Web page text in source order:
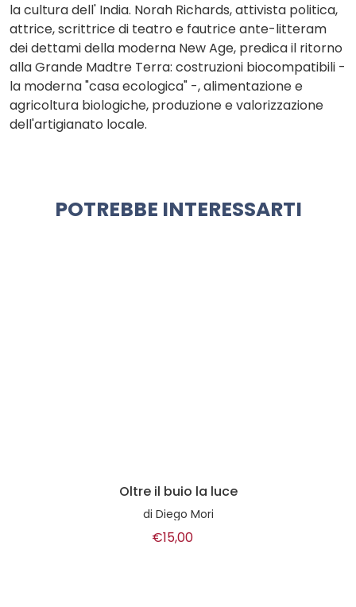
la cultura dell' India. Norah Richards, attivista politica,
attrice, scrittrice di teatro e fautrice ante-litteram
dei dettami della moderna New Age, predica il ritorno
alla Grande Madtre Terra: costruzioni biocompatibili -
la moderna "casa ecologica" -, alimentazione e
agricoltura biologiche, produzione e valorizzazione
dell'artigianato locale.
POTREBBE INTERESSARTI
Oltre il buio la luce
di Diego Mori
€15,00